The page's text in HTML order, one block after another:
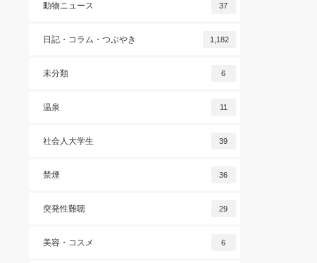
動物ニュース 37
日記・コラム・つぶやき 1,182
未分類 6
温泉 11
社会人大学生 39
禁煙 36
突発性難聴 29
美容・コスメ 6